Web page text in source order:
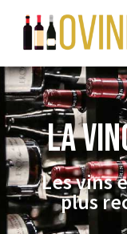
La
Les vins
plus